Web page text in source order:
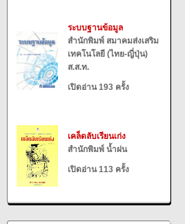
ระบบฐานข้อมูล
สำนักพิมพ์ สมาคมส่งเสริม
เทคโนโลยี (ไทย-ญี่ปุ่น)
ส.ส.ท.
เปิดอ่าน 193 ครั้ง
เคล็ดลับเรียนเก่ง
สำนักพิมพ์ น้ำฝน
เปิดอ่าน 113 ครั้ง